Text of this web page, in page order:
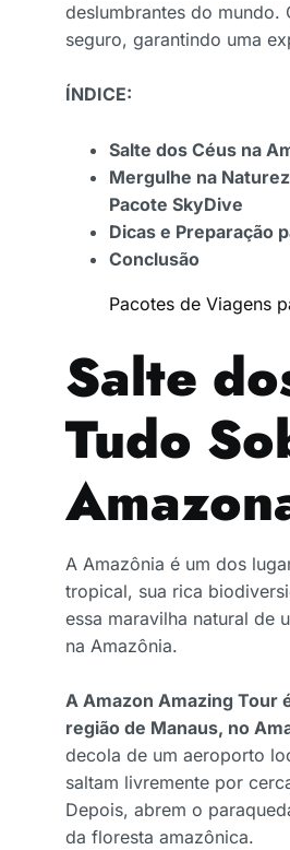
deslumbrantes do mundo.
seguro, garantindo uma
ÍNDICE:
Salte dos Céus na
Mergulhe na
Pacote SkyDive
Dicas e Preparação
Conclusão
Pacotes de Viagens
Salte
Tudo
A Amazônia é um dos
tropical, sua rica
essa maravilha natural de
na Amazônia.
A Amazon Amazing Tour
região de Manaus, no
decola de um aeroporto
saltam livremente por
Depois, abrem o
da floresta amazônica.